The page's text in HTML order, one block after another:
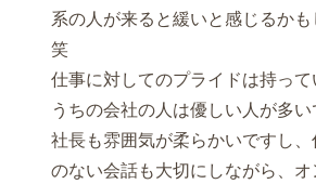
系の人が来ると緩いと感じるかも
笑
仕事に対してのプライドは持って
うちの会社の人は優しい人が多い
社長も雰囲気が柔らかいですし
のない会話も大切にしながら、オ